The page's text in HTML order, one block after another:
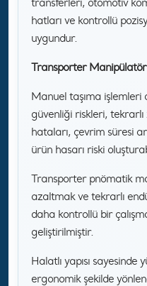
hatları ve kontrollü
uygundur.
Transporter
Manuel taşıma
güvenliği riskleri,
hataları, çevrim süresi
ürün hasarı riski
Transporter pnömatik
azaltmak ve tekrarlı
daha kontrollü bir
geliştirilmiştir.
Halatlı yapısı sayesinde
ergonomik şekilde